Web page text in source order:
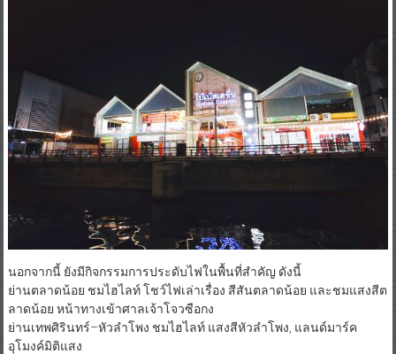
นอกจากนี้ ยังมีกิจกรรมการประดับไฟในพื้นที่สำคัญ ดังนี้
ย่านตลาดน้อย ชมไฮไลท์ โชว์ไฟเล่าเรื่อง สีสันตลาดน้อย และชมแสงสีต
ลาดน้อย หน้าทางเข้าศาลเจ้าโจวซือกง
ย่านเทพศิรินทร์–หัวลำโพง ชมไฮไลท์ แสงสีหัวลำโพง, แลนด์มาร์ค
อุโมงค์มิติแสง